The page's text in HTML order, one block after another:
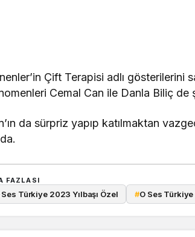
Çift Terapisi adlı gösterilerini
Cemal Can ile Danla Biliç de
da sürpriz yapıp katılmaktan
FAZLASI
Ses Türkiye 2023 Yılbaşı Özel #O Ses Türkiye